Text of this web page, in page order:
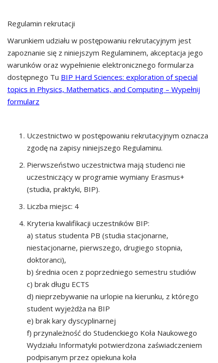
Regulamin rekrutacji
Warunkiem udziału w postępowaniu rekrutacyjnym jest
zapoznanie się z niniejszym Regulaminem, akceptacja jego
warunków oraz wypełnienie elektronicznego formularza
dostępnego Tu BIP Hard Sciences: exploration of special
topics in Physics, Mathematics, and Computing – Wypełnij
formularz
Uczestnictwo w postępowaniu rekrutacyjnym oznacza
zgodę na zapisy niniejszego Regulaminu.
Pierwszeństwo uczestnictwa mają studenci nie
uczestniczący w programie wymiany Erasmus+
(studia, praktyki, BIP).
Liczba miejsc: 4
Kryteria kwalifikacji uczestników BIP:
a) status studenta PB (studia stacjonarne,
niestacjonarne, pierwszego, drugiego stopnia,
doktoranci),
b) średnia ocen z poprzedniego semestru studiów
c) brak długu ECTS
d) nieprzebywanie na urlopie na kierunku, z którego
student wyjeżdża na BIP
e) brak kary dyscyplinarnej
f) przynależność do Studenckiego Koła Naukowego
Wydziału Informatyki potwierdzona zaświadczeniem
podpisanym przez opiekuna koła